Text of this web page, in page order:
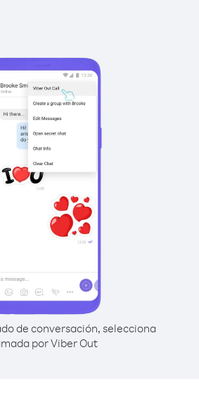
de conversación, selecciona
por Viber Out